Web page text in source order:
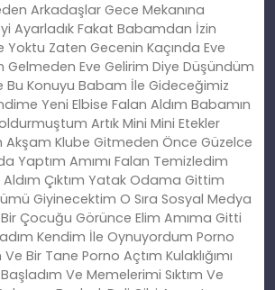
Arkadaşlar Gece Mekanına
Ayarladık Fakat Babamdan İzin
Yoktu Zaten Gecenin Kaçında Eve
Eve Gelirim Diye Düşündüm
Bu Konuyu Babam İle Gideceğimiz
Yeni Elbise Falan Aldım Babamın
Artık Mini Mini Etekler
Akşam Klube Gitmeden Önce Güzelce
Yaptım Amımı Falan Temizledim
Çıktım Yatak Odama Gittim
Giyinecektim O Sıra Sosyal Medya
Bir Çocuğu Görünce Elim Amıma Gitti
Kendim İle Oynuyordum Porno
Bir Tane Porno Açtım Kulaklığımı
Ve Memelerimi Sıktım Ve